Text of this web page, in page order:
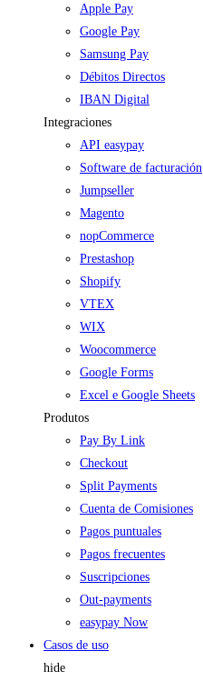
Apple Pay
Google Pay
Samsung Pay
Débitos Directos
IBAN Digital
Integraciones
API easypay
Software de facturación
Jumpseller
Magento
nopCommerce
Prestashop
Shopify
VTEX
WIX
Woocommerce
Google Forms
Excel e Google Sheets
Produtos
Pay By Link
Checkout
Split Payments
Cuenta de Comisiones
Pagos puntuales
Pagos frecuentes
Suscripciones
Out-payments
easypay Now
Casos de uso
hide